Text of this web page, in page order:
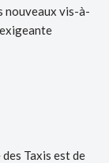
nouveaux vis-à-
Taxis est de